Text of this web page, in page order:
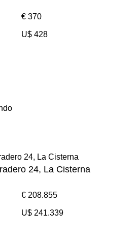
€ 370
U$ 428
24, La Cisterna
€ 208.855
U$ 241.339